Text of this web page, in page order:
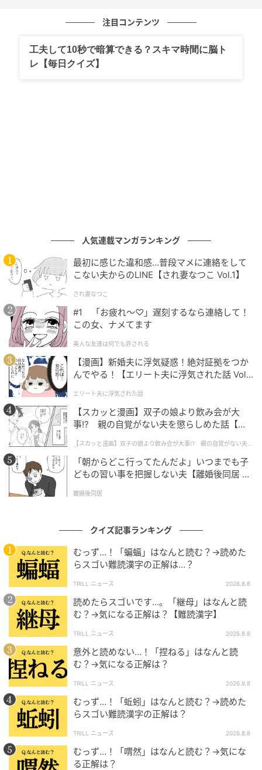
字。読むだけでちょっと賢くなれる、そんな豆知識を
次の記事
注目コンテンツ
工夫して10秒で暗算できる？スキマ時間に脳ト
レ【毎日クイズ】
人気連載マンガランキング
最初に感じた違和感…普段マメに連絡をして
こない夫からのLINE【され妻なつこ Vol.1】
され妻なつこ
#1 「お疲れ〜♡」遅刻するなら連絡して！
この女、ナメてます
美人な友達は何でも許される
【漫画】新婚夫に浮気疑惑！絶対証拠をつか
んでやる！【エリート夫に浮気された話 Vol.
エリート夫に浮気された話
【スカッと漫画】双子の娘より飲み会が大
事!? 親の自覚がない夫を懲らしめた話【第1
【スカッと漫画】双子の娘より飲み会が大事!? 親の自覚がない夫を
懲らしめた話
「朝からどこ行ってたんだよ」いつまでも子
どもの習い事を把握しない夫【離婚後同居 Vo
離婚後同居
クイズ記事ランキング
むっず…！「蝙蝠」はなんと読む？→読めた
らスゴい難読漢字の正解は…？
TRILL ニュース 2026.8.8
読めたらスゴいです…。「継母」はなんと読
む？→気になる正解は？【難読漢字】
TRILL ニュース 2026.8.8
意外と読めない…！「捏ねる」はなんと読
む？→気になる正解は？
TRILL ニュース 2026.8.8
むっず…！「蚯蚓」はなんと読む？→読めた
らスゴい難読漢字の正解は？
TRILL ニュース 2026.8.8
むっず…！「喟然」はなんと読む？→気にな
る正解は？